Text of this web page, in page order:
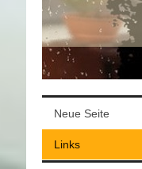
Neue Seite
Links